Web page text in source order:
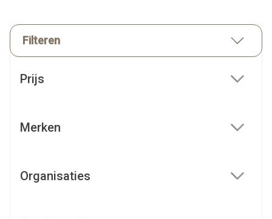
Filteren
Prijs
Merken
Organisaties